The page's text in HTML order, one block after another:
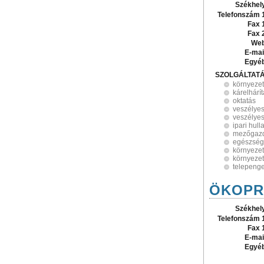
Telefonszám
Fax
Fax
E-
oktatás
ipari
Telefonszám
Fax
E-